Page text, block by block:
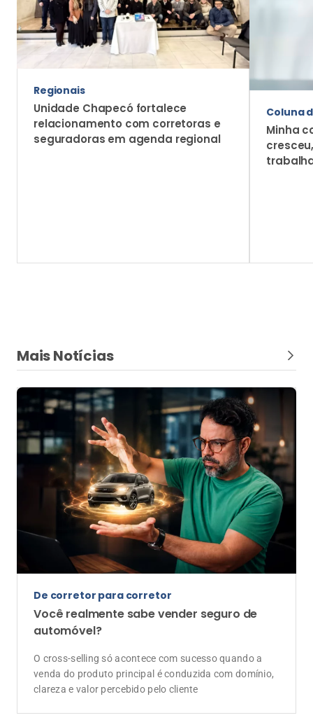
Regionais
Unidade Chapecó fortalece
relacionamento com corretoras e
seguradoras em agenda regional
Coluna
Minha
Mais Notícias
De corretor para corretor
Você realmente sabe vender seguro de
automóvel?
O cross-selling só acontece com sucesso quando a
venda do produto principal é conduzida com domínio,
clareza e valor percebido pelo cliente